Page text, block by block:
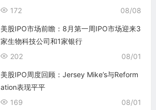
08/08
172
美股IPO市场前瞻：8月第一周IPO市场迎来3
家生物科技公司和1家银行
08/01
202
美股IPO周度回顾：Jersey Mike’s与Reform
ation表现平平
08/01
169